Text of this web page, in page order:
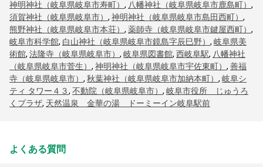
神明神社（岐阜県岐阜市寿町） , 八幡神社（岐阜県岐阜市鹿島町） ,
須賀神社（岐阜県岐阜市） , 神明神社（岐阜県岐阜市島田西町） ,
熊野神社（岐阜県岐阜市本荘） , 薬師寺（岐阜県岐阜市鍵屋西町） ,
岐阜市科学館, 白山神社（岐阜県岐阜市鏡島字辰巳野） , 岐阜県美
術館, 法隆寺（岐阜県岐阜市） , 岐阜県図書館, 西岐阜駅, 八幡神社
（岐阜県岐阜市菅生） , 神明神社（岐阜県岐阜市宇佐東町） , 善福
寺（岐阜県岐阜市） , 秋葉神社（岐阜県岐阜市加納本町） , 岐阜シ
ティ タワー４３, 不動院（岐阜県岐阜市） , 岐阜市役所 じゅうろ
くプラザ, 天然温泉 金華の湯 ドーミーイン岐阜駅前
よくある質問